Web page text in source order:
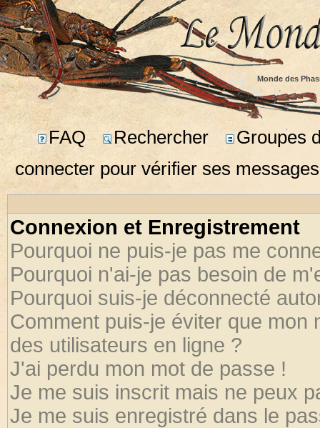
Monde des
FAQ Rechercher
Groupes
connecter pour vérifier ses
Connexion et Enregistrement
Pourquoi ne puis-je pas me
Pourquoi n'ai-je pas besoin de
Pourquoi suis-je déconnecté
Comment puis-je éviter que mon
des utilisateurs en ligne ?
J'ai perdu mon mot de passe !
Je me suis inscrit mais ne peux
Je me suis enregistré dans le